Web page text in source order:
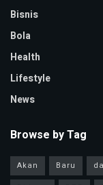
Bisnis
Bola
Health
Lifestyle
News
Browse by Tag
Akan Baru